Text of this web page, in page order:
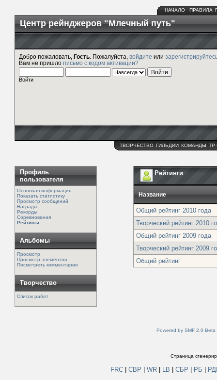
НАЧАЛО ПРАВИЛА
Центр рейнджеров "Млечный путь"
Добро пожаловать, Гость . Пожалуйста, войдите или
Вам не пришло письмо с кодом активации?
Войти
ТВОРЧЕСТВО ГИЛЬДИИ КОМАНДЫ ТР
Профиль
пользователя
Основная информация
Показать статистику
Просмотр сообщений
Награды
Рекорды
Соревнования
Рейтинги
Альбомы
Просмотр
Просмотр элементов
Посмотреть комментарии
Творчество
Список работ
Рейтинги
Название
Общий рейтинг 2010 года
Творческий рейтинг 2010
Общий рейтинг 2009 года
Творческий рейтинг 2009
Общий рейтинг
Powered by SMF 2.0 Beta
Страница
FRC СВР WR LB СБР РБ